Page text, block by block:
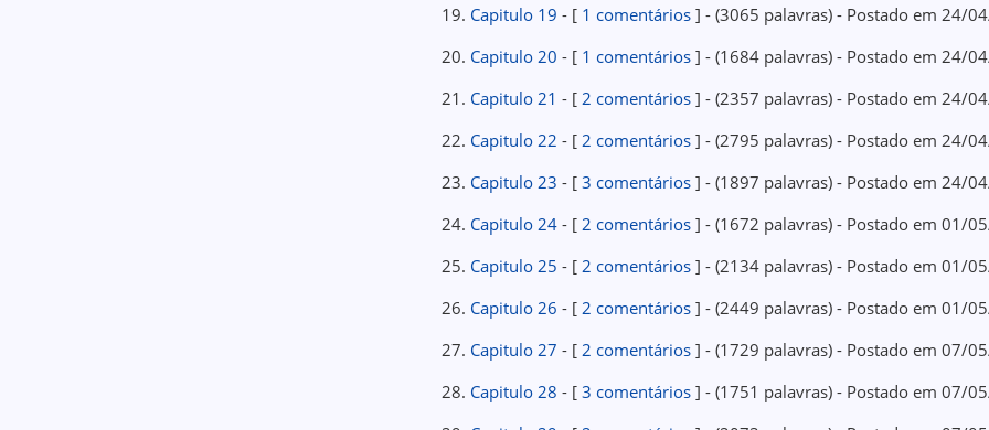
19. Capitulo 19 - [ 1 comentários ] - (3065 palavras) - Postado em 24/
20. Capitulo 20 - [ 1 comentários ] - (1684 palavras) - Postado em 24/
21. Capitulo 21 - [2 comentários ] - (2357 palavras) - Postado em 24/
22. Capitulo 22 - [2 comentários ] - (2795 palavras) - Postado em 24/
23. Capitulo 23 - [3 comentários ] - (1897 palavras) - Postado em 24/
24. Capitulo 24 - [2 comentários ] - (1672 palavras) - Postado em 01/
25. Capitulo 25 - [2 comentários ] - (2134 palavras) - Postado em 01/
26. Capitulo 26 - [2 comentários ] - (2449 palavras) - Postado em 01/
27. Capitulo 27 - [2 comentários ] - (1729 palavras) - Postado em 07/
28. Capitulo 28 - [3 comentários ] - (1751 palavras) - Postado em 07/